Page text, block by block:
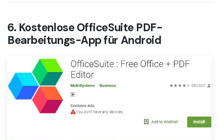
6. Kostenlose OfficeSuite PDF-
Bearbeitungs-App für Android